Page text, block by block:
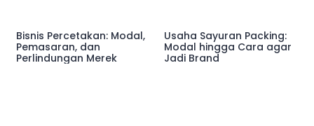
Bisnis Percetakan: Modal,
Pemasaran, dan
Perlindungan Merek
Usaha Sayuran Packing:
Modal hingga Cara agar
Jadi Brand